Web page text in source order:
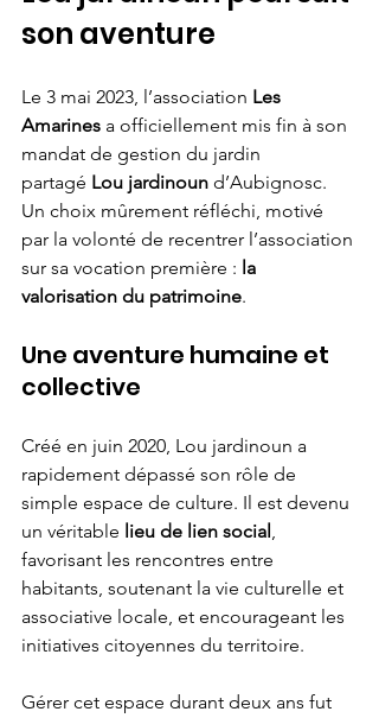
son aventure
Le 3 mai 2023, l’association Les
Amarines a officiellement mis fin à son
mandat de gestion du jardin
partagé Lou jardinoun d’Aubignosc.
Un choix mûrement réfléchi, motivé
par la volonté de recentrer l’association
sur sa vocation première : la
valorisation du patrimoine.
Une aventure humaine et
collective
Créé en juin 2020, Lou jardinoun a
rapidement dépassé son rôle de
simple espace de culture. Il est devenu
un véritable lieu de lien social,
favorisant les rencontres entre
habitants, soutenant la vie culturelle et
associative locale, et encourageant les
initiatives citoyennes du territoire.
Gérer cet espace durant deux ans fut